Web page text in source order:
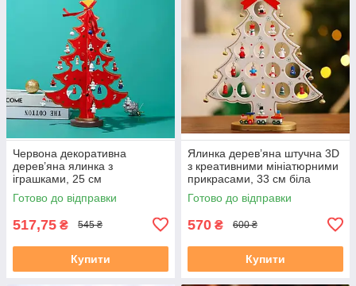
Червона декоративна
дерев’яна ялинка з
іграшками, 25 см
Готово до відправки
517,75 ₴ 545 ₴
Купити
Ялинка дерев’яна штучна 3D
з креативними мініатюрними
прикрасами, 33 см біла
Готово до відправки
570 ₴ 600 ₴
Купити